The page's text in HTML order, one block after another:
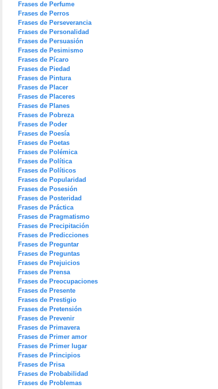
Frases de Perfume
Frases de Perros
Frases de Perseverancia
Frases de Personalidad
Frases de Persuasión
Frases de Pesimismo
Frases de Pícaro
Frases de Piedad
Frases de Pintura
Frases de Placer
Frases de Placeres
Frases de Planes
Frases de Pobreza
Frases de Poder
Frases de Poesía
Frases de Poetas
Frases de Polémica
Frases de Política
Frases de Políticos
Frases de Popularidad
Frases de Posesión
Frases de Posteridad
Frases de Práctica
Frases de Pragmatismo
Frases de Precipitación
Frases de Predicciones
Frases de Preguntar
Frases de Preguntas
Frases de Prejuicios
Frases de Prensa
Frases de Preocupaciones
Frases de Presente
Frases de Prestigio
Frases de Pretensión
Frases de Prevenir
Frases de Primavera
Frases de Primer amor
Frases de Primer lugar
Frases de Principios
Frases de Prisa
Frases de Probabilidad
Frases de Problemas